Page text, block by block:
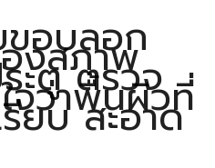
อบลอก
งสภาพ
ะตู ตรวจ
จว่าพื้นผิวที่
ยบ สะอาด